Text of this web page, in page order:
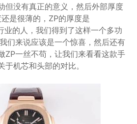
但没有真正的意义，然后外部厚度
是很薄的，ZP的厚度是
的人，我们得到了这样一个多功
们来说应该是一个惊喜，然后还有
ZP一丝不苟，让我们来看看这款手
机芯和头部的对比。